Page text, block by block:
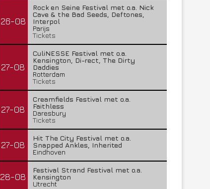
26-08
Rock en Seine Festival met o.a. Nick
Cave & the Bad Seeds, Deftones,
Interpol
Parijs
Tickets
27-08
CuliNESSE Festival met o.a.
Kensington, Di-rect, The Dirty
Daddies
Rotterdam
Tickets
27-08
Creamfields Festival met o.a.
Faithless
Daresbury
Tickets
27-08
Hit The City Festival met o.a.
Snapped Ankles, Inherited
Eindhoven
28-08
Festival Strand Festival met o.a.
Kensington
Utrecht